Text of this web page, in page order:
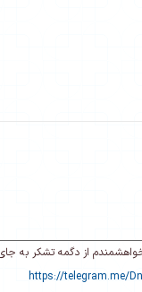
از دگمه تشکر به
https://telegram.me/